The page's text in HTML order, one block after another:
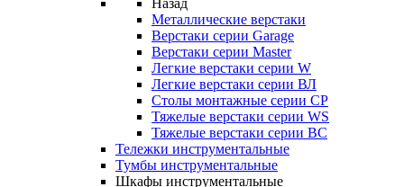
Назад
Металлические верстаки
Верстаки серии Garage
Верстаки серии Master
Легкие верстаки серии W
Легкие верстаки серии ВЛ
Столы монтажные серии СР
Тяжелые верстаки серии WS
Тяжелые верстаки серии ВС
Тележки инструментальные
Тумбы инструментальные
Шкафы инструментальные